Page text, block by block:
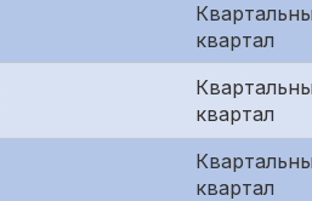
квартал
квартал
квартал